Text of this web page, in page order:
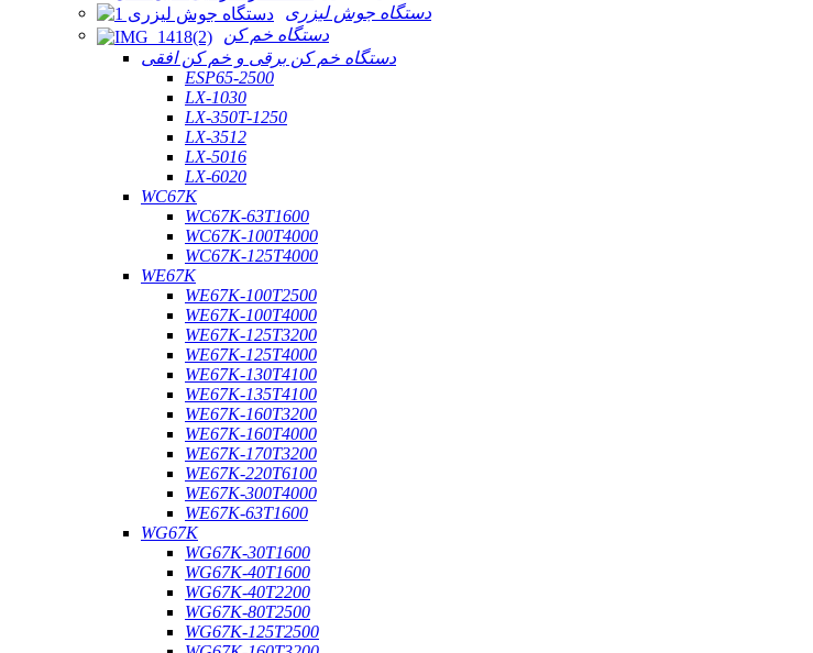
دستگاه جوش لیزری
دستگاه خم کن
دستگاه خم کن برقی و خم کن افقی
ESP65-2500
LX-1030
LX-350T-1250
LX-3512
LX-5016
LX-6020
WC67K
WC67K-63T1600
WC67K-100T4000
WC67K-125T4000
WE67K
WE67K-100T2500
WE67K-100T4000
WE67K-125T3200
WE67K-125T4000
WE67K-130T4100
WE67K-135T4100
WE67K-160T3200
WE67K-160T4000
WE67K-170T3200
WE67K-220T6100
WE67K-300T4000
WE67K-63T1600
WG67K
WG67K-30T1600
WG67K-40T1600
WG67K-40T2200
WG67K-80T2500
WG67K-125T2500